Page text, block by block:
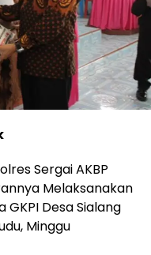
Sergai AKBP
Melaksanakan
GKPI Desa Sialang
Minggu